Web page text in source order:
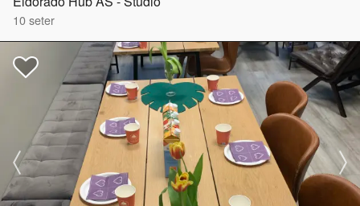
10seter